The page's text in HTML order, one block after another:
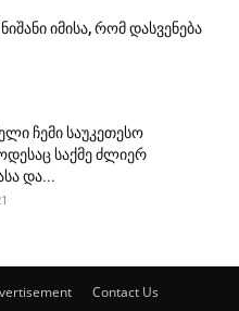
იმისა, რომ დასვენება
ჩემი საუკეთესო
საქმე ძლიერ
და...
Contact Us